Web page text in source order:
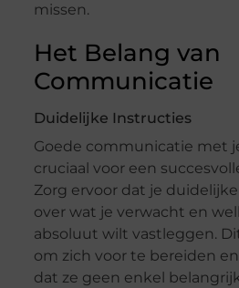
missen.
Het Belang van
Communicatie
Duidelijke Instructies
Goede communicatie met
cruciaal voor een
Zorg ervoor dat je
over wat je verwacht en
absoluut wilt vastleggen.
om zich voor te bereiden
dat ze geen enkel